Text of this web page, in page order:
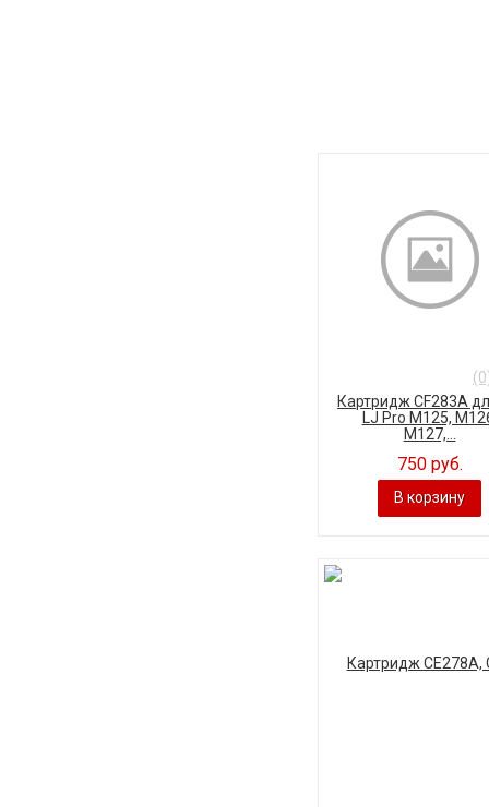
Картридж CF283A
LJ Pro M125,
M127,...
750 руб.
В корзину